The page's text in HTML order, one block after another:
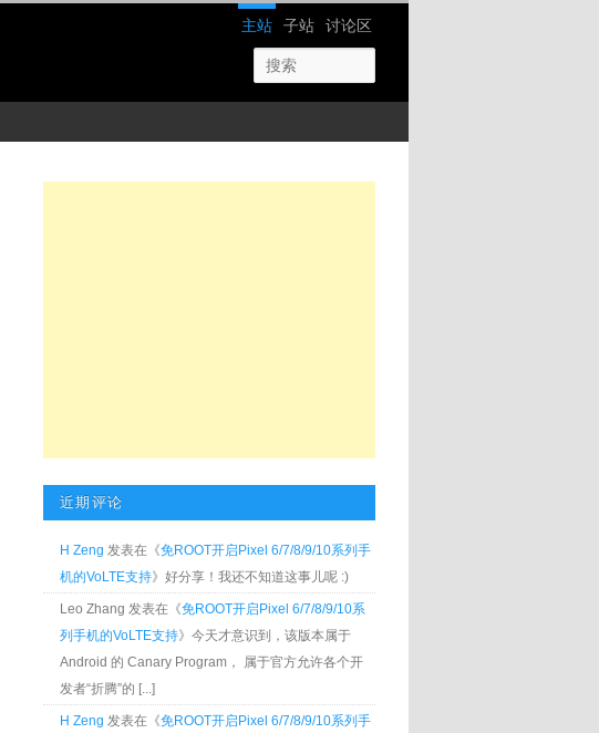
网站导航
主站 子站 讨论区
近期评论
H Zeng 发表在《免ROOT开启Pixel 6/7/8/9/10系列手
机的VoLTE支持》好分享！我还不知道这事儿呢 :)
Leo Zhang 发表在《免ROOT开启Pixel 6/7/8/9/10系
列手机的VoLTE支持》今天才意识到，该版本属于
Android 的 Canary Program， 属于官方允许各个开
发者“折腾”的 [...]
H Zeng 发表在《免ROOT开启Pixel 6/7/8/9/10系列手